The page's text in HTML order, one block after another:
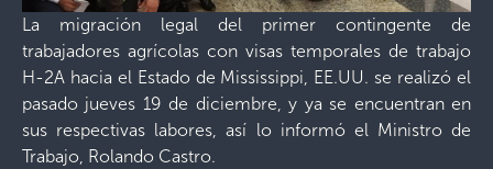
La migración legal del primer contingente de
trabajadores agrícolas con visas temporales de trabajo
H-2A hacia el Estado de Mississippi, EE.UU. se realizó el
pasado jueves 19 de diciembre, y ya se encuentran en
sus respectivas labores, así lo informó el Ministro de
Trabajo, Rolando Castro.